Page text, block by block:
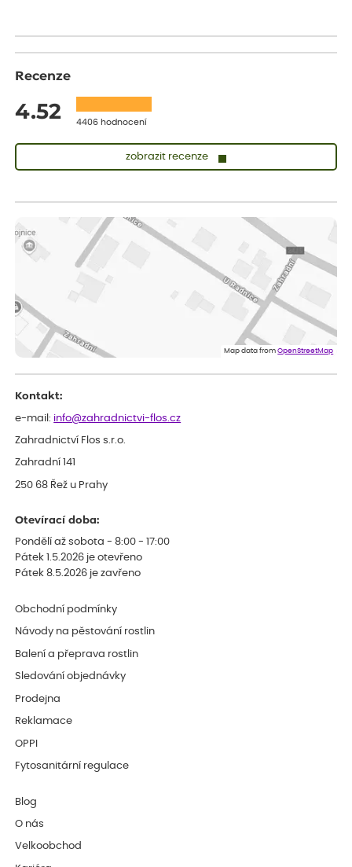
Recenze
4.52 4406 hodnocení
zobrazit recenze
Měla jsem pouze 1objednavku a zatím jsem spokojená se
sazenicemi
Miroslava
Rostliny byly v pořádku, dobře zabalené, celková spokojenost.
Doporučuji :). Spokojenost, stromky v pěkném stavu. Jediné, co
my chybělo, bylo komunikování nedostupného zboží před
Map data fromOpenStreetMap
Kontakt:
e-mail: info@zahradnictvi-flos.cz
Zahradnictví Flos s.r.o.
Zahradní 141
250 68 Řež u Prahy
Otevírací doba:
Pondělí až sobota - 8:00 - 17:00
Pátek 1.5.2026 je otevřeno
Pátek 8.5.2026 je zavřeno
Obchodní podmínky
Návody na pěstování rostlin
Balení a přeprava rostlin
Sledování objednávky
Prodejna
Reklamace
OPPI
Fytosanitární regulace
Blog
O nás
Velkoobchod